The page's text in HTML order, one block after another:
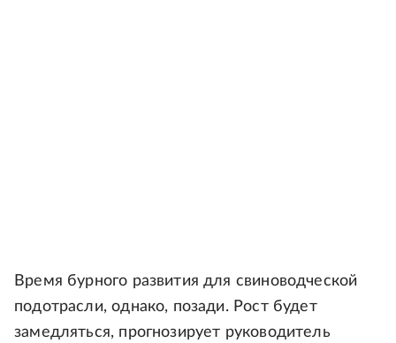
Время бурного развития для свиноводческой
подотрасли, однако, позади. Рост будет
замедляться, прогнозирует руководитель